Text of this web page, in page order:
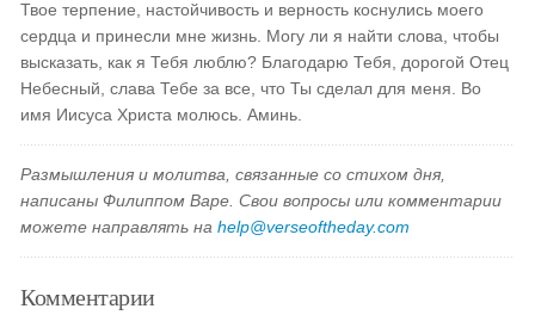
Твое терпение, настойчивость и верность коснулись моего
сердца и принесли мне жизнь. Могу ли я найти слова, чтобы
высказать, как я Тебя люблю? Благодарю Тебя, дорогой Отец
Небесный, слава Тебе за все, что Ты сделал для меня. Во
имя Иисуса Христа молюсь. Аминь.
Размышления и молитва, связанные со стихом дня,
написаны Филиппом Варе. Свои вопросы или комментарии
можете направлять наhelp@verseoftheday.com
Комментарии